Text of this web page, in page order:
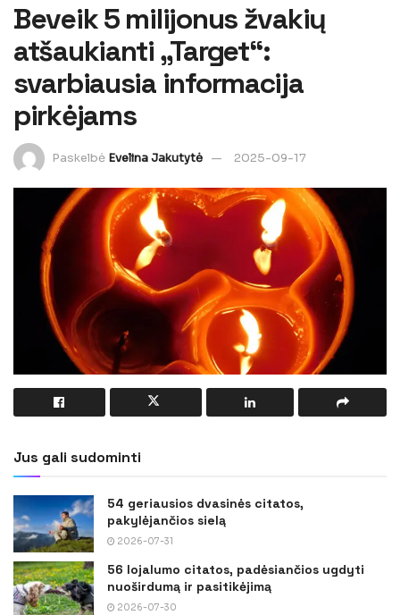
Beveik 5 milijonus žvakių
atšaukianti „Target“:
svarbiausia informacija
pirkėjams
Paskelbė Evelina Jakutytė 2025-09-17
Jus gali sudominti
54 geriausios dvasinės citatos,
pakylėjančios sielą
2026-07-31
56 lojalumo citatos, padėsiančios ugdyti
nuoširdumą ir pasitikėjimą
2026-07-30